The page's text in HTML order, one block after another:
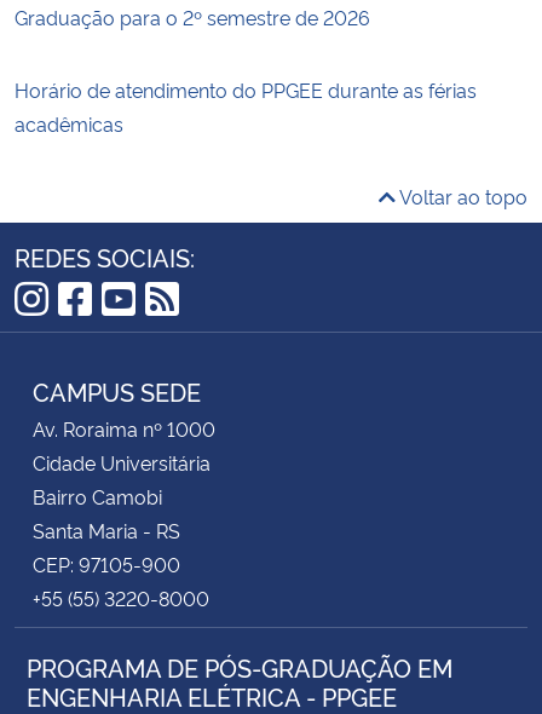
Graduação para o 2º semestre de 2026
Horário de atendimento do PPGEE durante as férias
acadêmicas
Voltar ao topo
REDES SOCIAIS:
Instagram
Facebook
YouTube
RSS
CAMPUS SEDE
Av. Roraima nº 1000
Cidade Universitária
Bairro Camobi
Santa Maria - RS
CEP: 97105-900
+55 (55) 3220-8000
PROGRAMA DE PÓS-GRADUAÇÃO EM
ENGENHARIA ELÉTRICA - PPGEE